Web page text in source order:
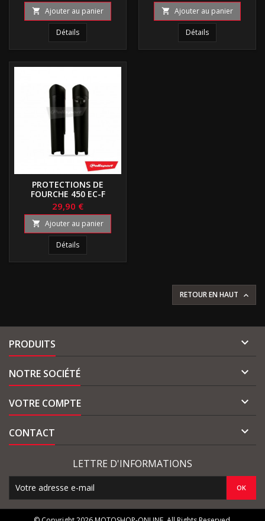
 Ajouter au panier
Détails
 Ajouter au panier
Détails
PROTECTIONS DE
FOURCHE 450 EC-F
29,90 €
 Ajouter au panier
Détails
RETOUR EN HAUT 
PRODUITS 
NOTRE SOCIÉTÉ 
VOTRE COMPTE 
CONTACT 
LETTRE D'INFORMATIONS